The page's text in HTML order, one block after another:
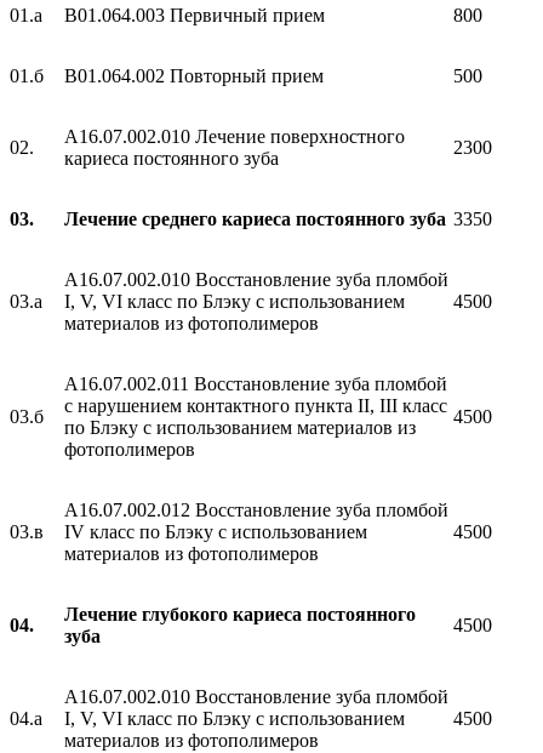
01.а B01.064.003 Первичный прием 800
01.б B01.064.002 Повторный прием 500
02.
A16.07.002.010 Лечение поверхностного
кариеса постоянного зуба
2300
03. Лечение среднего кариеса постоянного зуба 3350
03.а
A16.07.002.010 Восстановление зуба пломбой
I, V, VI класс по Блэку с использованием
материалов из фотополимеров
4500
03.б
A16.07.002.011 Восстановление зуба пломбой
с нарушением контактного пункта II, III класс
по Блэку с использованием материалов из
фотополимеров
4500
03.в
A16.07.002.012 Восстановление зуба пломбой
IV класс по Блэку с использованием
материалов из фотополимеров
4500
04.
Лечение глубокого кариеса постоянного
зуба
4500
04.а
A16.07.002.010 Восстановление зуба пломбой
I, V, VI класс по Блэку с использованием
материалов из фотополимеров
4500